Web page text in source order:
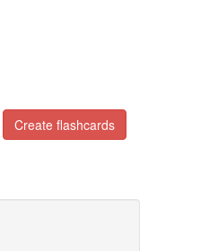
Create flashcards